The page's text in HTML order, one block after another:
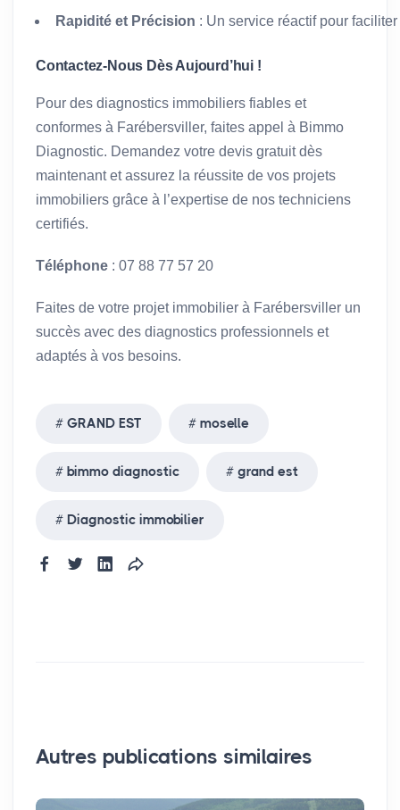
Rapidité et Précision : Un service réactif pour
Contactez-Nous Dès Aujourd’hui !
Pour des diagnostics immobiliers fiables et
conformes à Farébersviller, faites appel à Bimmo
Diagnostic. Demandez votre devis gratuit dès
maintenant et assurez la réussite de vos projets
immobiliers grâce à l’expertise de nos techniciens
certifiés.
Téléphone : 07 88 77 57 20
Faites de votre projet immobilier à Farébersviller un
succès avec des diagnostics professionnels et
adaptés à vos besoins.
GRAND EST moselle
bimmo diagnostic grand est
Diagnostic immobilier
Autres publications similaires